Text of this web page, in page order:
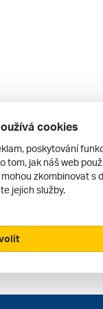
cookies
poskytování
tom, jak náš web
zkombinovat
jejich služby.